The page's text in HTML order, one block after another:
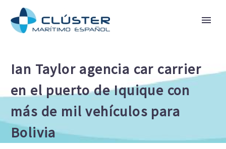
Ian Taylor agencia car carrier
en el puerto de Iquique con
más de mil vehículos para
Bolivia